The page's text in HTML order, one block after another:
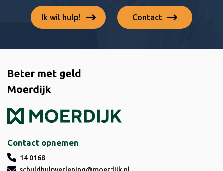
Ik wil hulp! Contact
Contact opnemen
14 0168